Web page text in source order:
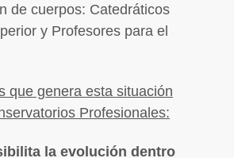
de cuerpos: Catedráticos
y Profesores para el
que genera esta situación
Profesionales:
la evolución dentro